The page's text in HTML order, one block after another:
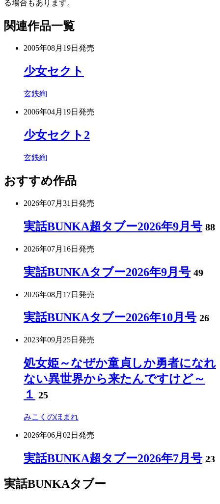
る場合もあります。
関連作品一覧
2005年08月19日 発売
少女セクト
玄鉄絢
2006年04月19日 発売
少女セクト2
玄鉄絢
おすすめ作品
2026年07月31日 発売
実話BUNKA超タブー2026年9月号 88
2026年07月16日 発売
実話BUNKAタブー2026年9月号 49
2026年08月17日 発売
実話BUNKAタブー2026年10月号 26
2023年09月25日 発売
処女姫～なぜか童貞しか勇者になれ
ない異世界から来たんですけど～
１ 25
みこくのほまれ
2026年06月02日 発売
実話BUNKA超タブー2026年7月号 23
実話BUNKAタブー